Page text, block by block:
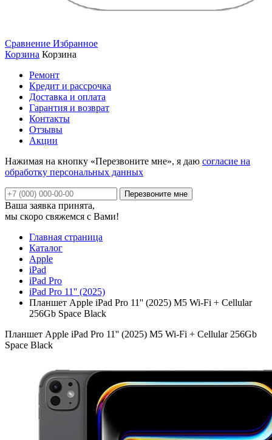
Сравнение Избранное
Корзина Корзина
Ремонт
Кредит и рассрочка
Доставка и оплата
Гарантия и возврат
Контакты
Отзывы
Акции
Нажимая на кнопку «Перезвоните мне», я даю согласие на
обработку персональных данных
Ваша заявка принята,
мы скоро свяжемся с Вами!
Главная страница
Каталог
Apple
iPad
iPad Pro
iPad Pro 11'' (2025)
Планшет Apple iPad Pro 11'' (2025) M5 Wi-Fi + Cellular
256Gb Space Black
Планшет Apple iPad Pro 11'' (2025) M5 Wi-Fi + Cellular 256Gb
Space Black